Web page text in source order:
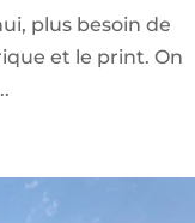
plus besoin de
et le print. On